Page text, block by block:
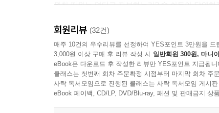
원칙 따위는 없다고 자부하는가? 숨 쉬듯이 당연
주는 용기일 것이다.
“나는 번잡한 원칙에 들어간 것과 똑같은 이유로
소유를 지향하는 삶에서 존재를 중심으로 하는 삶
회원리뷰 (32건)
매주 10건의 우수리뷰를 선정하여 YES포인트 3만원을 드
3,000원 이상 구매 후 리뷰 작성 시 일반회원 300원, 마니
eBook은 다운로드 후 작성한 리뷰만 YES포인트 지급됩니
클래스는 첫번째 회차 주문확정 시점부터 마지막 회차 주
사락 독서모임으로 진행된 클래스는 사락 독서모임 게시
eBook 페이백, CD/LP, DVD/Blu-ray, 패션 및 판매금지 상